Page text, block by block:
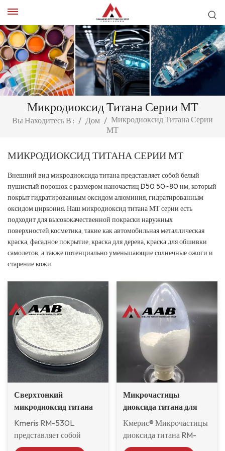
Микродиоксид Титана Серии МТ
Вы Находитесь В : / Дом / Микродиоксид Титана Серии
МТ
МИКРОДИОКСИД ТИТАНА СЕРИИ МТ
Внешний вид микродиоксида титана представляет собой белый
пушистый порошок с размером наночастиц D50 50~80 нм, который
покрыт гидратированным оксидом алюминия, гидратированным
оксидом циркония. Наш микродиоксид титана МТ серии есть
подходит для высококачественной покраски наружных
поверхностей,косметика, такие как автомобильная металлическая
краска, фасадное покрытие, краска для дерева, краска для обшивки
самолетов, а также потенциально уменьшающие солнечные ожоги и
старение кожи.
Сверхтонкий
микродиоксид титана
RM-530L
Kmeris RM-530L
представляет собой
белый пушистый
Микрочастицы
диоксида титана для
металлизированных
красок и покрытий
Кмерис® Микрочастицы
диоксида титана RM-
2008H в основном